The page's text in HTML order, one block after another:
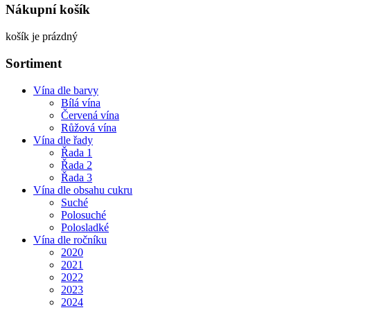
Nákupní košík
košík je prázdný
Sortiment
Vína dle barvy
Bílá vína
Červená vína
Růžová vína
Vína dle řady
Řada 1
Řada 2
Řada 3
Vína dle obsahu cukru
Suché
Polosuché
Polosladké
Vína dle ročníku
2020
2021
2022
2023
2024